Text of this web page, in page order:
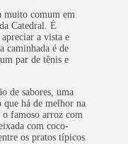
muito comum em
Catedral. É
a vista e
caminhada é de
par de tênis e
de sabores, uma
há de melhor na
o famoso arroz com
com coco-
os pratos típicos